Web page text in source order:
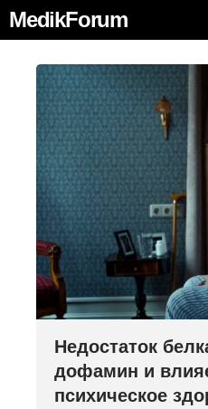
MedikForum
Недостаток
дофамин и
психическое